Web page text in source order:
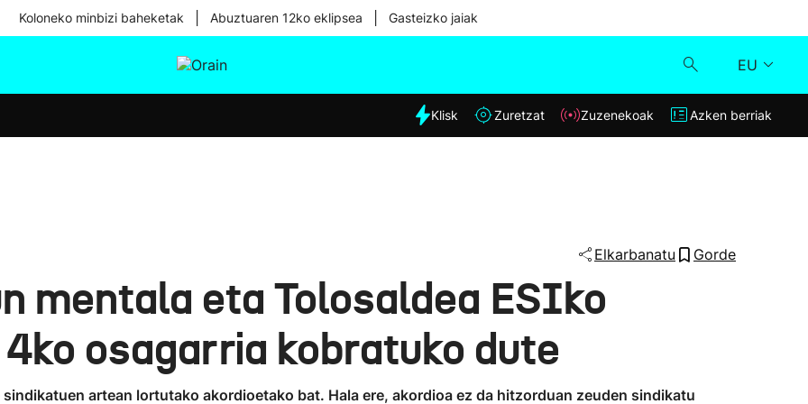
Koloneko minbizi baheketak Abuztuaren 12ko eklipsea Gasteizko jaiak
EU
Eguraldia
Klisk
Klisk Zuretzat Zuzenekoak Azken berriak
Elkarbanatu Gorde
mentala eta Tolosaldea ESIko
osagarria kobratuko dute
sindikatuen artean lortutako akordioetako bat. Hala ere, akordioa ez da hitzorduan zeuden sindikatu